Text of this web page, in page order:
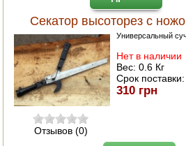
Секатор высоторез с
Отзывов (0)
Универсальный
Нет в наличии
Вес:0.6 Кг
Срок поставки:
310 грн